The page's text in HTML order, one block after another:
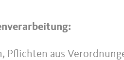
Pflichten aus